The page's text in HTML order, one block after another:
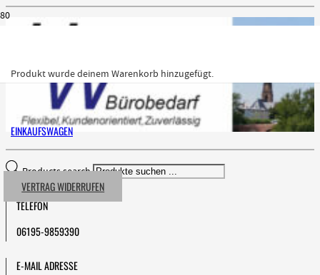
Produktwurde deinem Warenkorb hinzugefügt.
EINKAUFSWAGEN
VERTRAG WIDERRUFEN
Products search
TELEFON
06195-9859390
E-MAIL ADRESSE